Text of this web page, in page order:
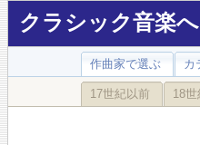
クラシック音楽
作曲家で選ぶ カ
17世紀以前 18世